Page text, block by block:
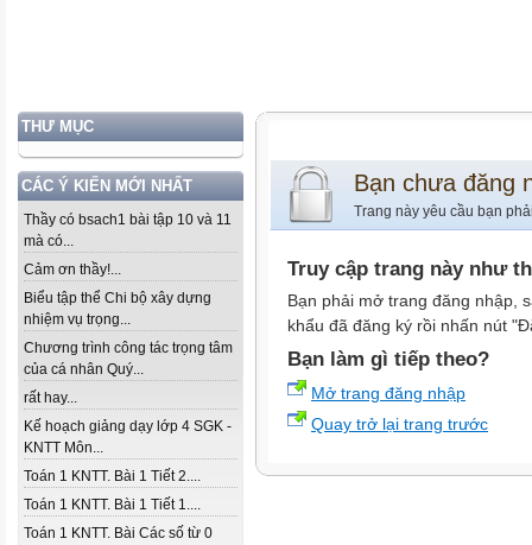
THƯ MỤC
CÁC Ý KIẾN MỚI NHẤT
Thầy có bsach1 bài tập 10 và 11
mà có...
Cảm ơn thầy!...
Biểu tập thể Chi bộ xây dựng
nhiệm vụ trọng...
Chương trình công tác trọng tâm
của cá nhân Quý...
rất hay...
Kế hoạch giảng dạy lớp 4 SGK -
KNTT Môn...
Toán 1 KNTT. Bài 1 Tiết 2....
Toán 1 KNTT. Bài 1 Tiết 1....
Toán 1 KNTT. Bài Các số từ 0
Bạn chưa đăng
Trang này yêu cầu bạn
Truy cập trang này như
Bạn phải mở trang đăng nhập,
khẩu đã đăng ký rồi nhấn nút
Bạn làm gì tiếp theo?
Mở trang đăng nhập
Quay trở lại trang trước